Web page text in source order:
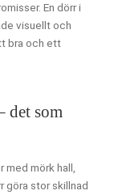
En dörr i
visuellt och
bra och ett
det som
mörk hall,
göra stor skillnad